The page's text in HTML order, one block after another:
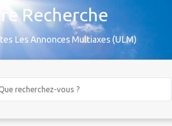
Recherche
Les Annonces Multiaxes (ULM)